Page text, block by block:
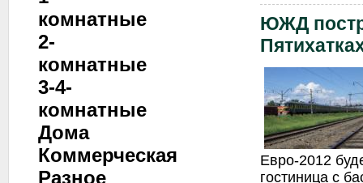
комнатные
2-
комнатные
3-4-
комнатные
Дома
Коммерческая
Разное
ЮЖД
Евро-2012
гостиница с